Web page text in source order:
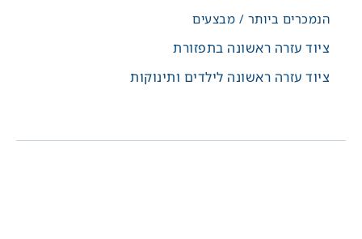
הנמכרים ביותר / מבצעים
ציוד עזרה ראשונה בתפזורת
ציוד עזרה ראשונה לילדים ותינוקות